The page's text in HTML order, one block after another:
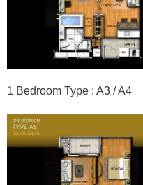
1 Bedroom Type : A3 / A4